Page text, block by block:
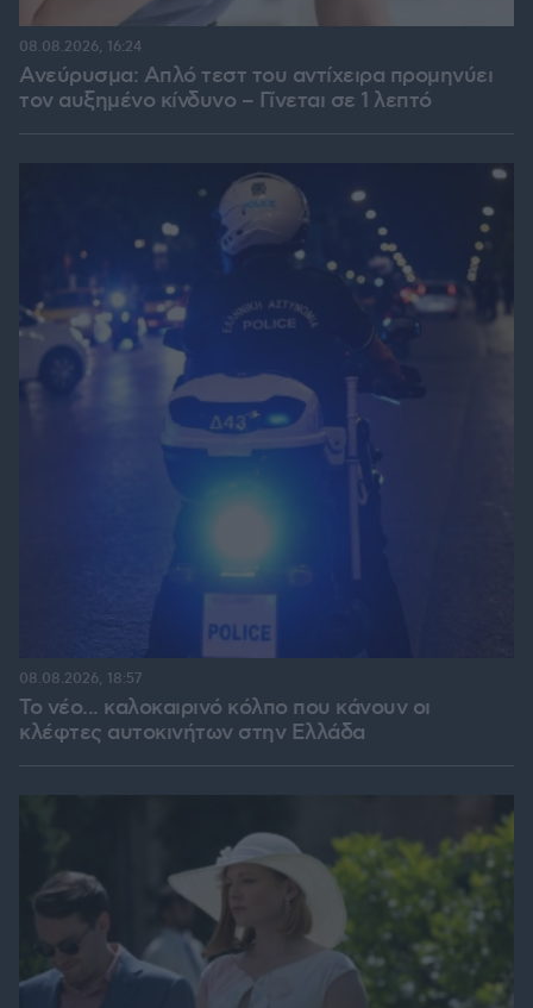
Ανεύρυσμα: Απλό τεστ του αντίχειρα προμηνύει
τον αυξημένο κίνδυνο – Γίνεται σε 1 λεπτό
08.08.2026, 16:24
Το νέο... καλοκαιρινό κόλπο που κάνουν οι
κλέφτες αυτοκινήτων στην Ελλάδα
08.08.2026, 18:57